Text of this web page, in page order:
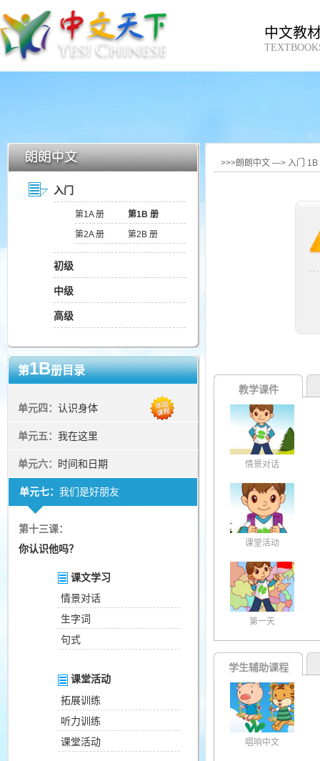
中文教
入门
第1A 册
第1B 册
第2A 册
第2B 册
初级
中级
高级
第1B册目录
单元四： 认识身体
单元五： 我在这里
单元六： 时间和日期
单元七： 我们是好朋友
第十三课：
你认识他吗？
课文学习
情景对话
生字词
句式
课堂活动
拓展训练
听力训练
课堂活动
>>>朗朗中文 —> 入门
教学课件
情景对话
课堂活动
第一天
学生辅助课程
唱响中文